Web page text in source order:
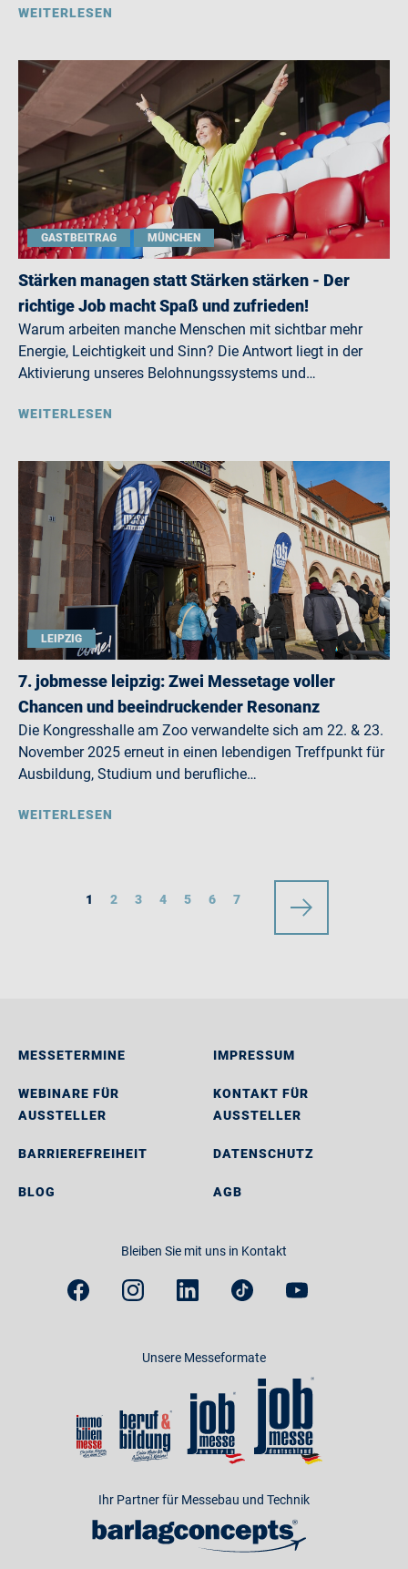
WEITERLESEN
GASTBEITRAG MÜNCHEN
Stärken managen statt Stärken stärken - Der
richtige Job macht Spaß und zufrieden!
Warum arbeiten manche Menschen mit sichtbar mehr
Energie, Leichtigkeit und Sinn? Die Antwort liegt in der
Aktivierung unseres Belohnungssystems und…
WEITERLESEN
LEIPZIG
7. jobmesse leipzig: Zwei Messetage voller
Chancen und beeindruckender Resonanz
Die Kongresshalle am Zoo verwandelte sich am 22. & 23.
November 2025 erneut in einen lebendigen Treffpunkt für
Ausbildung, Studium und berufliche…
WEITERLESEN
1 2 3 4 5 6 7
MESSETERMINE
WEBINARE FÜR
AUSSTELLER
BARRIEREFREIHEIT
BLOG
IMPRESSUM
KONTAKT FÜR
AUSSTELLER
DATENSCHUTZ
AGB
Bleiben Sie mit uns in Kontakt
Unsere Messeformate
Ihr Partner für Messebau und Technik